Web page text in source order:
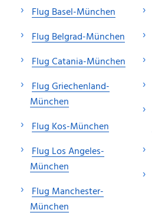
Flug Basel-München
Flug Belgrad-München
Flug Catania-München
Flug Griechenland-
München
Flug Kos-München
Flug Los Angeles-
München
Flug Manchester-
München